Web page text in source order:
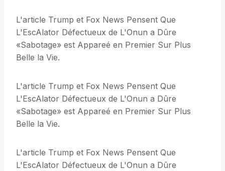
L'article Trump et Fox News Pensent Que
L'EscAlator Défectueux de L'Onun a Dûre
«Sabotage» est Appareé en Premier Sur Plus
Belle la Vie.
L'article Trump et Fox News Pensent Que
L'EscAlator Défectueux de L'Onun a Dûre
«Sabotage» est Appareé en Premier Sur Plus
Belle la Vie.
L'article Trump et Fox News Pensent Que
L'EscAlator Défectueux de L'Onun a Dûre